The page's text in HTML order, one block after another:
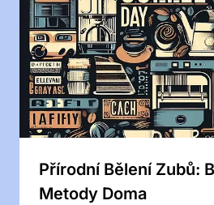
Přírodní Bělení Zubů:
Metody Doma